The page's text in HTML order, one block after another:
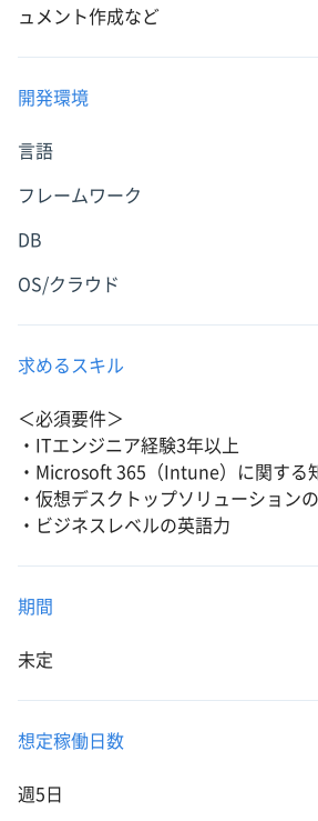
ュメント作成など
開発環境
言語
フレームワーク
DB
OS/クラウド
求めるスキル
＜必須要件＞
・ITエンジニア経験3年以上
・Microsoft 365（Intune）に関する
・仮想デスクトップソリューション
・ビジネスレベルの英語力
期間
未定
想定稼働日数
週5日